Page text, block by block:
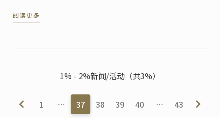
籌，助您實現夢想！
阅读更多
1% - 2%新闻/活动（共3%）
1 … 37 38 39 40 … 43